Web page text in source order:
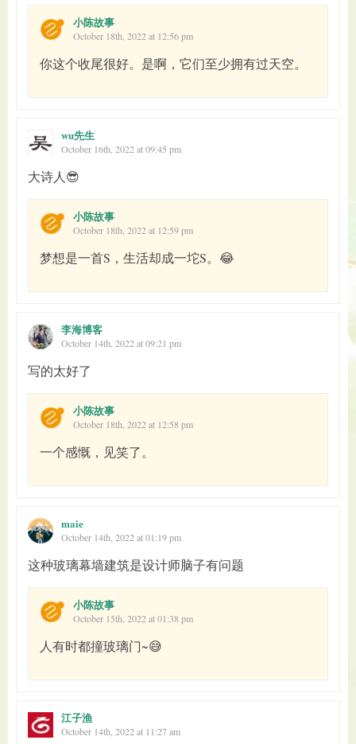
小陈故事
October 18th, 2022 at 12:56 pm
你这个收尾很好。是啊，它们至少拥有过天空。
wu先生
October 16th, 2022 at 09:45 pm
大诗人😎
小陈故事
October 18th, 2022 at 12:59 pm
梦想是一首S，生活却成一坨S。😂
李海博客
October 14th, 2022 at 09:21 pm
写的太好了
小陈故事
October 18th, 2022 at 12:58 pm
一个感慨，见笑了。
maie
October 14th, 2022 at 01:19 pm
这种玻璃幕墙建筑是设计师脑子有问题
小陈故事
October 15th, 2022 at 01:38 pm
人有时都撞玻璃门~😅
江子渔
October 14th, 2022 at 11:27 am